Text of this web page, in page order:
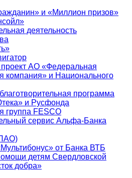
и «Миллион призов»
деятельность
АО «Федеральная
компания» и Национального
программа
и Русфонда
группа FESCO
сервис Альфа-Банка
от Банка ВТБ
детям Свердловской
добра»